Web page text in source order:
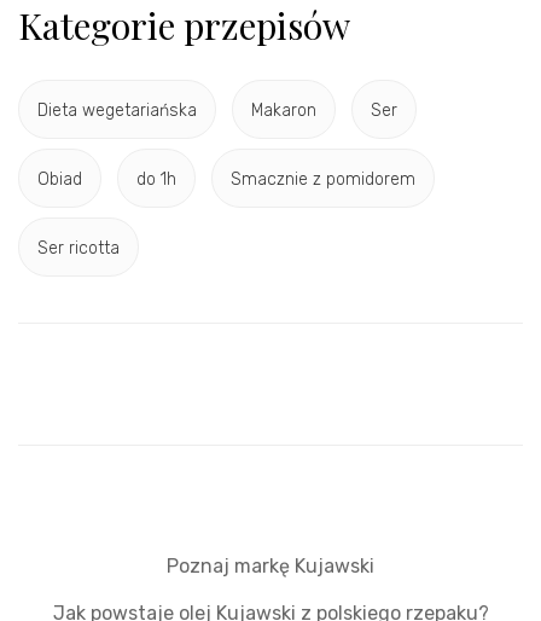
Kategorie przepisów
Dieta wegetariańska Makaron Ser
Obiad do 1h Smacznie z pomidorem
Ser ricotta
Poznaj markę Kujawski
Jak powstaje olej Kujawski z polskiego rzepaku?